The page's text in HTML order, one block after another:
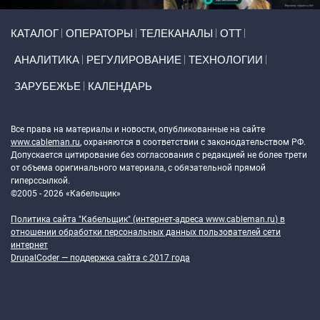
КАТАЛОГ ОПЕРАТОРЫ ТЕЛЕКАНАЛЫ ОТТ
АНАЛИТИКА РЕГУЛИРОВАНИЕ ТЕХНОЛОГИИ
ЗАРУБЕЖЬЕ КАЛЕНДАРЬ
Все права на материалы и новости, опубликованные на сайте
www.cableman.ru, охраняются в соответствии с законодательством РФ.
Допускается цитирование без согласования с редакцией не более трети
от объема оригинального материала, с обязательной прямой
гиперссылкой.
©2005 - 2026 «Кабельщик»
Политика сайта "Кабельщик" (интернет-адреса www.cableman.ru) в
отношении обработки персональных данных пользователей сети
интернет
DrupalCoder — поддержка сайта c 2017 года